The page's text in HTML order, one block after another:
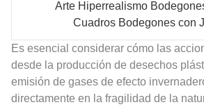
Arte Hiperrealismo
Cuadros Bodegones con
Es esencial considerar cómo las
desde la producción de desechos
emisión de gases de efecto
directamente en la fragilidad de la